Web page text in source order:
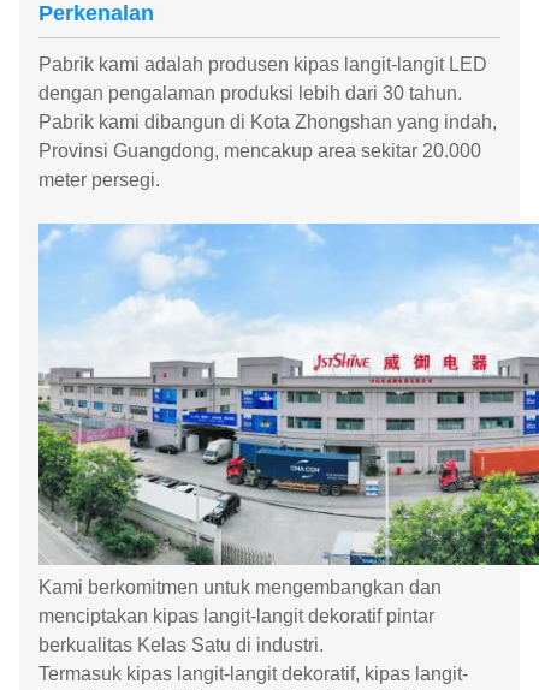
Perkenalan
Pabrik kami adalah produsen kipas langit-langit LED
dengan pengalaman produksi lebih dari 30 tahun.
Pabrik kami dibangun di Kota Zhongshan yang indah,
Provinsi Guangdong, mencakup area sekitar 20.000
meter persegi.
Kami berkomitmen untuk mengembangkan dan
menciptakan kipas langit-langit dekoratif pintar
berkualitas Kelas Satu di industri.
Termasuk kipas langit-langit dekoratif, kipas langit-